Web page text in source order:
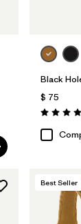
Black
$ 75
Best Seller